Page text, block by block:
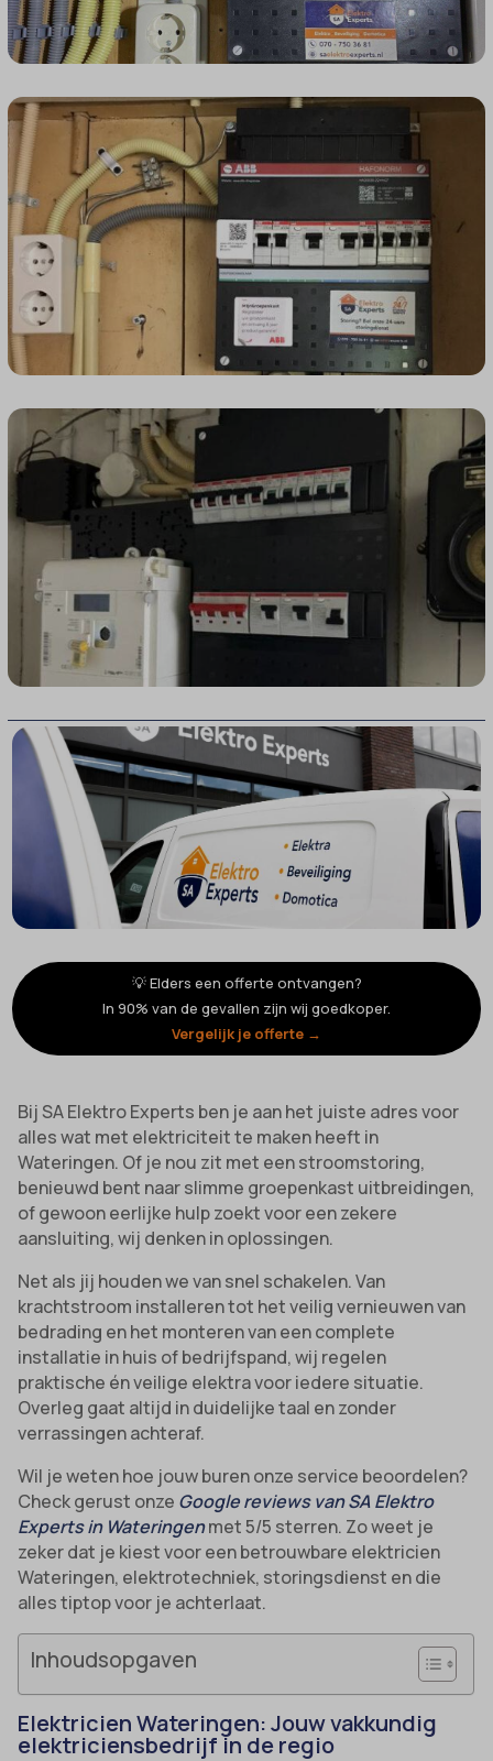
💡 Elders een offerte ontvangen?
In 90% van de gevallen zijn wij goedkoper.
Vergelijk je offerte →
Bij SA Elektro Experts ben je aan het juiste adres voor
alles wat met elektriciteit te maken heeft in
Wateringen. Of je nou zit met een stroomstoring,
benieuwd bent naar slimme groepenkast uitbreidingen,
of gewoon eerlijke hulp zoekt voor een zekere
aansluiting, wij denken in oplossingen.
Net als jij houden we van snel schakelen. Van
krachtstroom installeren tot het veilig vernieuwen van
bedrading en het monteren van een complete
installatie in huis of bedrijfspand, wij regelen
praktische én veilige elektra voor iedere situatie.
Overleg gaat altijd in duidelijke taal en zonder
verrassingen achteraf.
Wil je weten hoe jouw buren onze service beoordelen?
Check gerust onze Google reviews van SA Elektro
Experts in Wateringenmet 5/5 sterren. Zo weet je
zeker dat je kiest voor een betrouwbare elektricien
Wateringen, elektrotechniek, storingsdienst en die
alles tiptop voor je achterlaat.
Inhoudsopgaven
Elektricien Wateringen: Jouw vakkundig
elektriciensbedrijf in de regio